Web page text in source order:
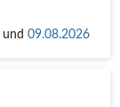
und09.08.2026